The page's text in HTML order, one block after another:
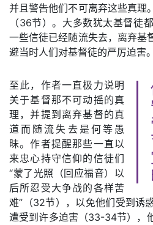
并且警告他们不可离弃这些真理
（36节）。大多数犹太基督徒
一些信徒已经随流失去，离弃基
避当时人们对基督徒的严厉迫害。
至此，作者一直极力说明
关于基督那不可动摇的真
理，并提到离弃基督的真
道而随流失去是何等愚
昧。作者提醒那些一直以
来忠心持守信仰的信徒们
“蒙了光照（回应福音）以
后所忍受大争战的各样苦
难”（32节），以免他们受到诱
遭受到许多迫害（33-34节），